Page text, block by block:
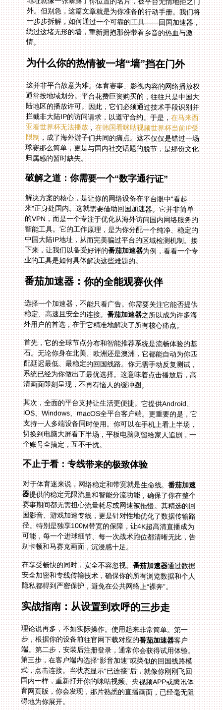
情。
为什么你的热情被一堵“墙”挡在门外
这并非平台故意为难。体育赛事、影视内容的网络播放权
通常按地域划分。平台花费巨资购买的，往往只是中国大
陆地区的播放许可。因此，它们必须通过技术手段识别并
拦截非大陆IP的访问请求，以遵守合约。于是，在马来西
亚看世界杯无法播放，在韩国看咪咕视频世界杯当前IP受
限制，成了海外游子们共同的痛点。这不仅仅是错过一场
球赛那么简单，更是与国内社交话题的脱节，是那份文化
归属感的暂时缺失。
破解之道：你需要一个“数字通行证”
解决方案的核心，是让你的网络设备在平台眼中“看起
来”正身处国内。这就需要借助回国加速器。它并非简单
的VPN，而是一个专注于优化从海外访问国内网络服务的
智能工具。它的工作原理，是为你分配一个纯净、稳定的
中国大陆IP地址，从而完美骗过平台的区域检测机制。接
下来，让我们以备受好评的番茄加速器为例，看看一个专
业的工具是如何具体解决这些难题的。
番茄加速器：你的全能观赛伙伴
选择一个加速器，不能只看广告。你需要关注它能否提供
稳定、高速且安全的连接。番茄加速器之所以成为许多海
外用户的首选，在于它精准地解决了所有核心痛点。
首先，它的全球节点分布和智能推荐系统是流畅体验的基
石。无论你身在北美、欧洲还是澳洲，它都能自动为你匹
配延迟最低、最稳定的回国线路。你无需手动反复测试，
系统已经为你做出了最优选择。这意味着点击播放后，高
清画面即刻呈现，不再有恼人的缓冲圈。
其次，全面的平台支持让生活更便捷。它提供Android、
iOS、Windows、macOS全平台客户端。更重要的是，它
支持一人多端设备同时使用。你可以在手机上看上半场，
切换到电脑大屏看下半场，平板电脑则留给家人追剧，一
个账号全搞定，互不干扰。
不止于看：专线带来的极致体验
对于体育迷来说，网络稳定和带宽就是生命线。番茄加速
器提供的稳定无限流量和智能分流功能，确保了你在整个
赛事期间都无需担心流量耗尽或网速被拖慢。其精选的回
国影音、游戏加速专线，更是针对性地优化了数据传输路
径。特别是独享100M带宽的保障，让4K超高清直播成为
可能，每一个进球细节、每一次战术跑位都清晰无比，告
别卡顿和马赛克画面，沉浸感十足。
在享受畅快的同时，安全不容忽视。番茄加速器通过数据
安全加密和专线传输技术，确保你的所有浏览数据和个人
隐私都得到严密保护，避免在公共网络上“裸奔”。
实战指南：从设置到欢呼的三步走
理论说再多，不如实际操作。使用起来非常简单。第一
步，根据你的设备前往官网下载对应的番茄加速器客户
端。第二步，安装后注册登录，通常你会获得试用体验。
第三步，在客户端内选择“影音加速”或类似的回国线路模
式，点击连接。当状态显示“已连接”后，就像你刚刚飞回
国内一样，重新打开你的咪咕视频、央视频APP或腾讯体
育网页版，你会发现，那片熟悉的直播画面，已经毫无阻
碍地为你展开。